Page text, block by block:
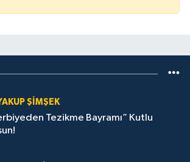
ŞİMŞEK
Tezikme Bayramı” Kutlu